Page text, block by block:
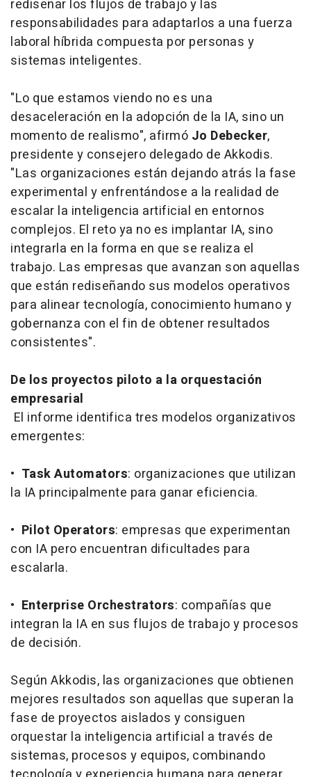
rediseñar los flujos de trabajo y las
responsabilidades para adaptarlos a una fuerza
laboral híbrida compuesta por personas y
sistemas inteligentes.
"Lo que estamos viendo no es una
desaceleración en la adopción de la IA, sino un
momento de realismo", afirmó Jo Debecker,
presidente y consejero delegado de Akkodis.
"Las organizaciones están dejando atrás la fase
experimental y enfrentándose a la realidad de
escalar la inteligencia artificial en entornos
complejos. El reto ya no es implantar IA, sino
integrarla en la forma en que se realiza el
trabajo. Las empresas que avanzan son aquellas
que están rediseñando sus modelos operativos
para alinear tecnología, conocimiento humano y
gobernanza con el fin de obtener resultados
consistentes".
De los proyectos piloto a la orquestación
empresarial
El informe identifica tres modelos organizativos
emergentes:
• Task Automators: organizaciones que utilizan
la IA principalmente para ganar eficiencia.
• Pilot Operators: empresas que experimentan
con IA pero encuentran dificultades para
escalarla.
• Enterprise Orchestrators: compañías que
integran la IA en sus flujos de trabajo y procesos
de decisión.
Según Akkodis, las organizaciones que obtienen
mejores resultados son aquellas que superan la
fase de proyectos aislados y consiguen
orquestar la inteligencia artificial a través de
sistemas, procesos y equipos, combinando